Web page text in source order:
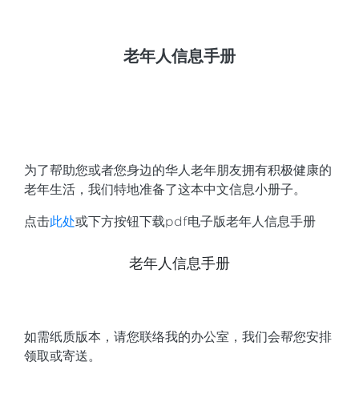
老年人信息手册
为了帮助您或者您身边的华人老年朋友拥有积极健康的
老年生活，我们特地准备了这本中文信息小册子。
点击此处或下方按钮下载pdf电子版老年人信息手册
老年人信息手册
如需纸质版本，请您联络我的办公室，我们会帮您安排
领取或寄送。